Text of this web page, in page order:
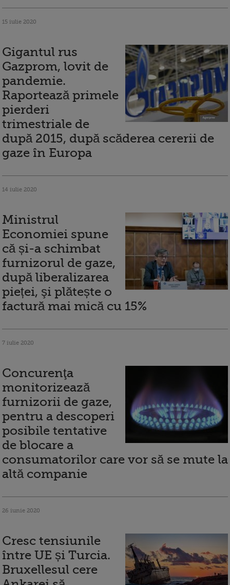
15 iulie 2020
Gigantul rus
Gazprom, lovit de
pandemie.
Raportează primele
pierderi
trimestriale de
după 2015, după scăderea cererii de
gaze în Europa
14 iulie 2020
Ministrul
Economiei spune
că și-a schimbat
furnizorul de gaze,
după liberalizarea
pieței, şi plătește o
factură mai mică cu 15%
7 iulie 2020
Concurenţa
monitorizează
furnizorii de gaze,
pentru a descoperi
posibile tentative
de blocare a
consumatorilor care vor să se mute la
altă companie
26 iunie 2020
Cresc tensiunile
între UE și Turcia.
Bruxellesul cere